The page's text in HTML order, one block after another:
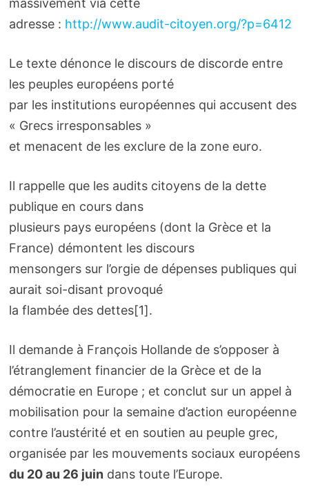
massivement via cette
adresse : http://www.audit-citoyen.org/?p=6412
Le texte dénonce le discours de discorde entre
les peuples européens porté
par les institutions européennes qui accusent des
« Grecs irresponsables »
et menacent de les exclure de la zone euro.
Il rappelle que les audits citoyens de la dette
publique en cours dans
plusieurs pays européens (dont la Grèce et la
France) démontent les discours
mensongers sur l’orgie de dépenses publiques qui
aurait soi-disant provoqué
la flambée des dettes[1].
Il demande à François Hollande de s’opposer à
l’étranglement financier de la Grèce et de la
démocratie en Europe ; et conclut sur un appel à
mobilisation pour la semaine d’action européenne
contre l’austérité et en soutien au peuple grec,
organisée par les mouvements sociaux européens
du 20 au 26 juin dans toute l’Europe.